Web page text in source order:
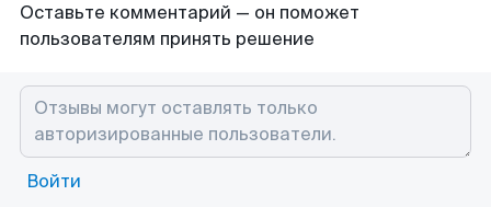
Оставьте комментарий — он поможет
пользователям принять решение
Войти